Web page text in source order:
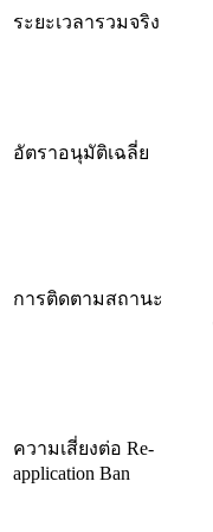
ระยะเวลารวมจริง
อัตราอนุมัติเฉลี่ย
การติดตามสถานะ
ความเสี่ยงต่อ Re-
application Ban